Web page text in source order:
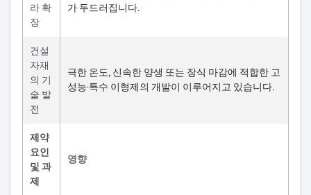
라 확
장
가 두드러집니다.
건설
자재
의 기
술 발
전
극한 온도, 신속한 양생 또는 장식 마감에 적합한 고
성능·특수 이형제의 개발이 이루어지고 있습니다.
제약
요인
및 과
제
영향